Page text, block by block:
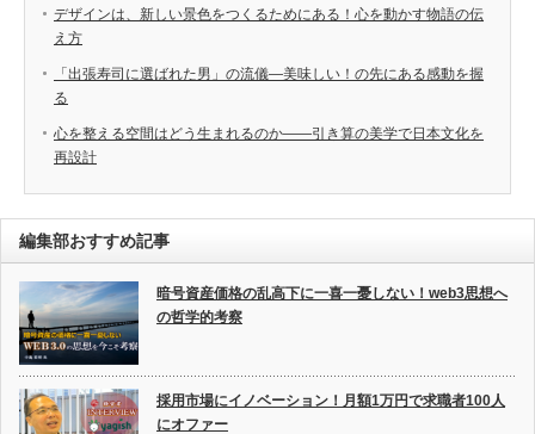
デザインは、新しい景色をつくるためにある！心を動かす物語の伝
え方
「出張寿司に選ばれた男」の流儀―美味しい！の先にある感動を握
る
心を整える空間はどう生まれるのか――引き算の美学で日本文化を
再設計
編集部おすすめ記事
暗号資産価格の乱高下に一喜一憂しない！web3思想へ
の哲学的考察
採用市場にイノベーション！月額1万円で求職者100人
にオファー